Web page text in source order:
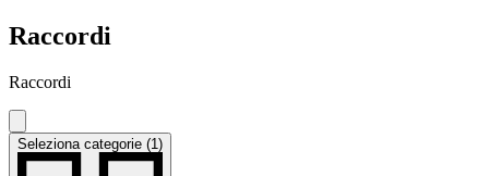
Raccordi
Raccordi
Seleziona categorie (1)